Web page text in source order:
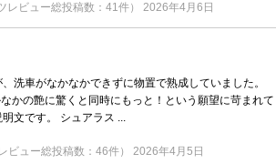
レビュー総投稿数：41件） 2026年4月6日
洗車がなかなかできずに物置で熟成していました。
かの艶に驚くと同時にもっと！という願望に苛まれて
文です。 シュアラス ...
ビュー総投稿数：46件） 2026年4月5日